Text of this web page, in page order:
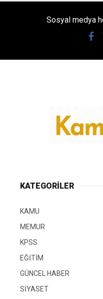
Sosyal medya
KATEGORİLER
KAMU
MEMUR
KPSS
EĞİTİM
GÜNCEL HABER
SİYASET